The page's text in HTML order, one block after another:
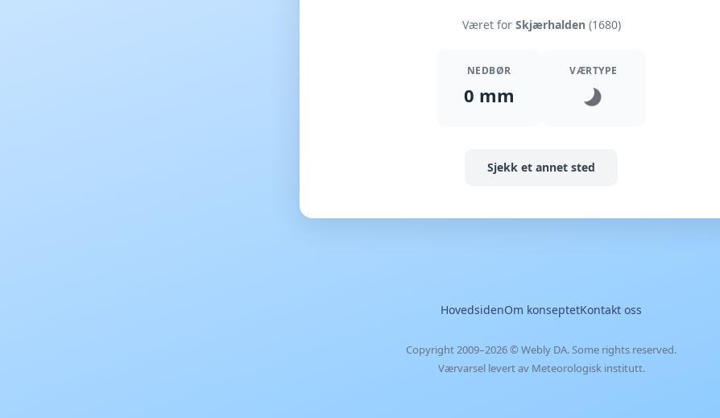
Været for Skjærhalden (1680)
NEDBØR
0 mm
VÆRTYPE
Sjekk et annet sted
HovedsidenOm konseptetKontakt oss
Copyright 2009–2026 © Webly DA. Some rights reserved.
Værvarsel levert av Meteorologisk institutt.